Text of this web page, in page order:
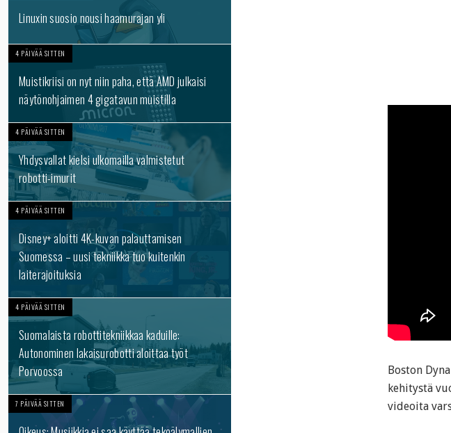
Linuxin suosio nousi haamurajan yli
4 PÄIVÄÄ SITTEN
Muistikriisi on nyt niin paha, että AMD julkaisi
näytönohjaimen 4 gigatavun muistilla
4 PÄIVÄÄ SITTEN
Yhdysvallat kielsi ulkomailla valmistetut
robotti-imurit
4 PÄIVÄÄ SITTEN
Disney+ aloitti 4K-kuvan palauttamisen
Suomessa – uusi tekniikka tuo kuitenkin
laiterajoituksia
4 PÄIVÄÄ SITTEN
Suomalaista robottitekniikkaa kaduille:
Autonominen lakaisurobotti aloittaa työt
Porvoossa
7 PÄIVÄÄ SITTEN
Boston
kehitystä
videoita